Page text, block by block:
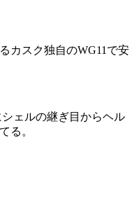
カスク独自のWG11で安
ェルの継ぎ目からヘル
る。